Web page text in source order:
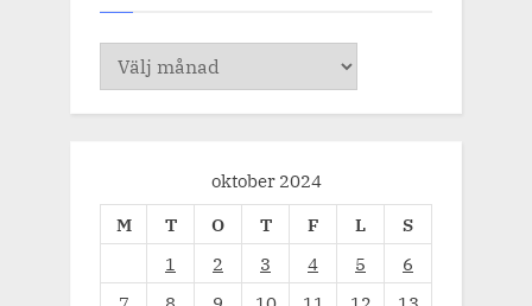
Arkiv
oktober 2024
M
T O T F L
S
1
2 3 4 5
6